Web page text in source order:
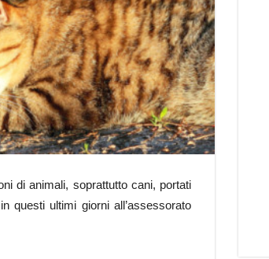
di animali, soprattutto cani, portati
questi ultimi giorni all’assessorato